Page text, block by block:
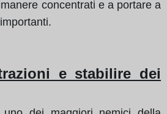
concentrati e a portare a
e stabilire dei